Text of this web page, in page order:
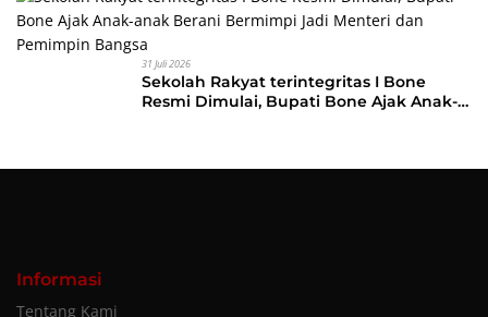
31 Juli 2026
Sekolah Rakyat terintegritas I Bone
Resmi Dimulai, Bupati Bone Ajak Anak-
Informasi
Tentang Kami